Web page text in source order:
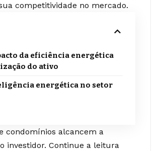
competitividade no mercado.
da eficiência energética
do ativo
energética no setor
condomínios alcancem a
investidor. Continue a leitura